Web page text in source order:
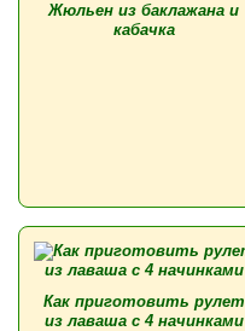
Жюльен из баклажана и
кабачка
Как приготовить рулет
из лаваша с 4 начинками